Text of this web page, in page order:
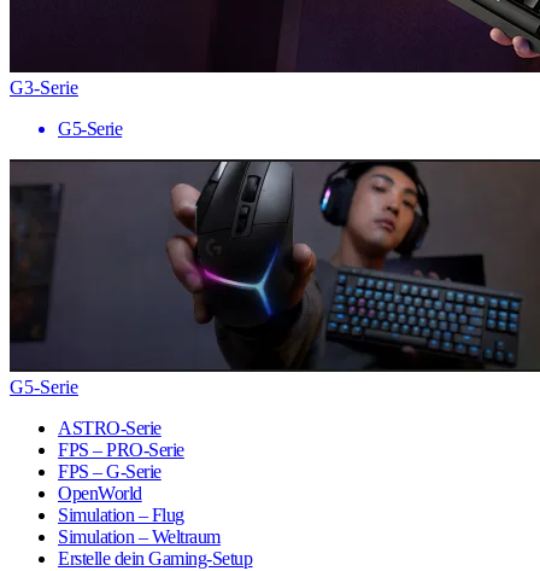
G3-Serie
G5-Serie
G5-Serie
ASTRO-Serie
FPS – PRO-Serie
FPS – G-Serie
OpenWorld
Simulation – Flug
Simulation – Weltraum
Erstelle dein Gaming-Setup